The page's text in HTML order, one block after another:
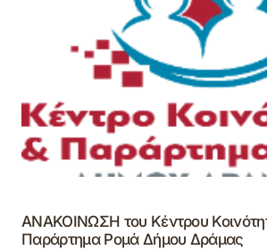
ΑΝΑΚΟΙΝΩΣΗ του Κέντρου
Παράρτημα Ρομά Δήμου Δράμας